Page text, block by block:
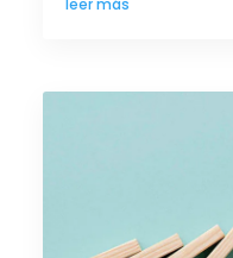
leer más